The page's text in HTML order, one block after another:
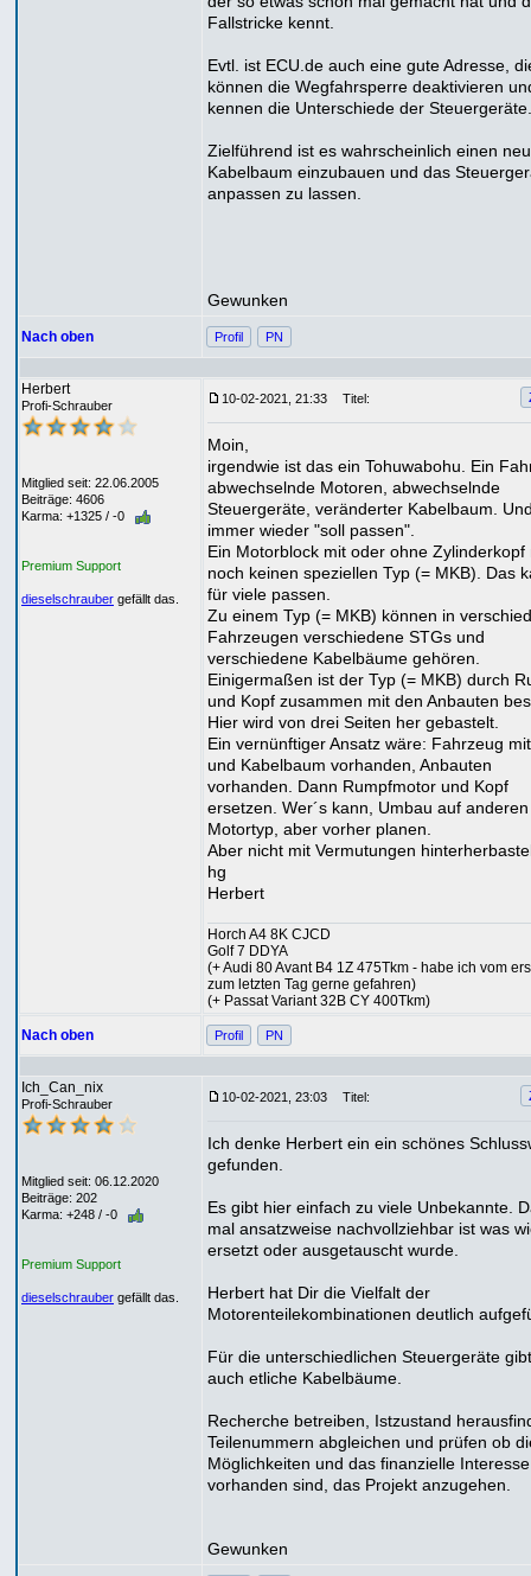
Fallstricke kennt.
Evtl. ist ECU.de auch eine gute Adresse,
können die Wegfahrsperre deaktivieren
kennen die Unterschiede der Steuergeräte.
Zielführend ist es wahrscheinlich einen
Kabelbaum einzubauen und das
anpassen zu lassen.
Gewunken
Nach oben Profil PN
Herbert
Profi-Schrauber
Mitglied seit: 22.06.2005
Beiträge: 4606
Karma: +1325 / -0
Premium Support
dieselschrauber gefällt das.
10-02-2021, 21:33 Titel:
Moin,
irgendwie ist das ein Tohuwabohu. Ein
abwechselnde Motoren, abwechselnde
Steuergeräte, veränderter Kabelbaum.
immer wieder "soll passen".
Ein Motorblock mit oder ohne Zylinderkopf
noch keinen speziellen Typ (= MKB). Das
für viele passen.
Zu einem Typ (= MKB) können in
Fahrzeugen verschiedene STGs und
verschiedene Kabelbäume gehören.
Einigermaßen ist der Typ (= MKB) durch
und Kopf zusammen mit den Anbauten
Hier wird von drei Seiten her gebastelt.
Ein vernünftiger Ansatz wäre: Fahrzeug
und Kabelbaum vorhanden, Anbauten
vorhanden. Dann Rumpfmotor und Kopf
ersetzen. Wer´s kann, Umbau auf anderen
Motortyp, aber vorher planen.
Aber nicht mit Vermutungen
hg
Herbert
Horch A4 8K CJCD
Golf 7 DDYA
(+ Audi 80 Avant B4 1Z 475Tkm - habe ich vom
zum letzten Tag gerne gefahren)
(+ Passat Variant 32B CY 400Tkm)
Nach oben Profil PN
Ich_Can_nix
Profi-Schrauber
Mitglied seit: 06.12.2020
Beiträge: 202
Karma: +248 / -0
Premium Support
dieselschrauber gefällt das.
10-02-2021, 23:03 Titel:
Ich denke Herbert ein ein schönes
gefunden.
Es gibt hier einfach zu viele Unbekannte.
mal ansatzweise nachvollziehbar ist was
ersetzt oder ausgetauscht wurde.
Herbert hat Dir die Vielfalt der
Motorenteilekombinationen deutlich
Für die unterschiedlichen Steuergeräte
auch etliche Kabelbäume.
Recherche betreiben, Istzustand
Teilenummern abgleichen und prüfen ob
Möglichkeiten und das finanzielle Interesse
vorhanden sind, das Projekt anzugehen.
Gewunken